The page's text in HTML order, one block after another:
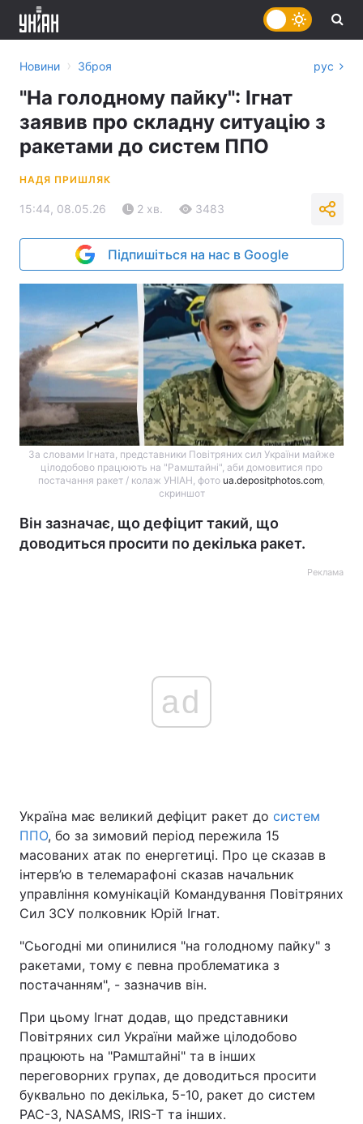
Україна Політика
Економіка Світ
Спорт Наука
Техно і зв'язок
Зброя Інциденти
Цікавинки Погода
Екологія Регіони
Лонгріди
Новини › Зброя рус
"На голодному пайку": Ігнат
заявив про складну ситуацію з
ракетами до систем ППО
НАДЯ ПРИШЛЯК
15:44, 08.05.26 2 хв. 3483
Підпишіться на нас в Google
За словами Ігната, представники Повітряних сил України майже
цілодобово працюють на "Рамштайні", аби домовитися про
постачання ракет / колаж УНІАН, фото ua.depositphotos.com,
скриншот
Він зазначає, що дефіцит такий, що
доводиться просити по декілька ракет.
Реклама
ad
Україна має великий дефіцит ракет до систем
ППО, бо за зимовий період пережила 15
масованих атак по енергетиці. Про це сказав в
інтерв’ю в телемарафоні сказав начальник
управління комунікацій Командування Повітряних
Сил ЗСУ полковник Юрій Ігнат.
"Сьогодні ми опинилися "на голодному пайку" з
ракетами, тому є певна проблематика з
постачанням", - зазначив він.
При цьому Ігнат додав, що представники
Повітряних сил України майже цілодобово
працюють на "Рамштайні" та в інших
переговорних групах, де доводиться просити
буквально по декілька, 5-10, ракет до систем
PAC-3, NASAMS, IRIS-T та інших.